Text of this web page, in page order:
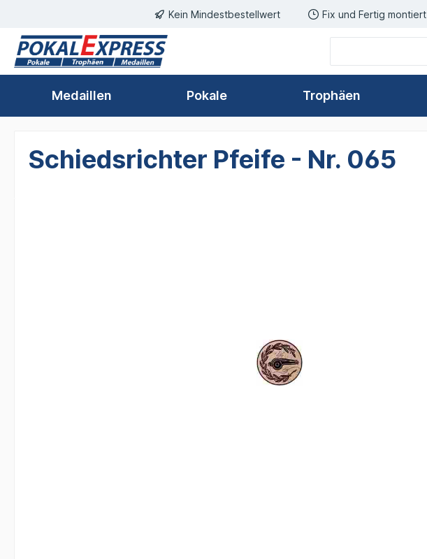
Zur Hauptnavigation springenKein Mindestbestellwert Fix und Fertig montiert
Medaillen Pokale Trophäen
Schiedsrichter Pfeife - Nr. 065